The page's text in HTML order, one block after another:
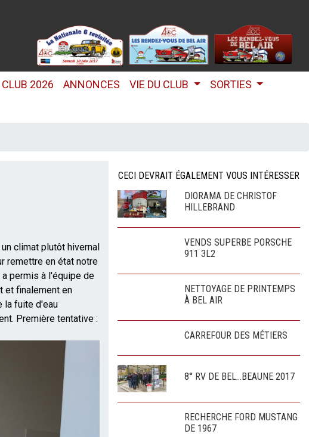
CLUB 2026 ANNONCES VIE DU CLUB SORTIES
climat plutôt hivernal
remettre en état notre
permis à l'équipe de
et finalement en
la fuite d'eau
Première tentative :
CECI DEVRAIT ÉGALEMENT VOUS INTÉRESSER
DIORAMA DE CHRISTOF
HILLEBRAND
VENDS SUPERBE PORSCHE
911 3L2
NETTOYAGE DE PRINTEMPS
À BEL AIR
CARREFOUR DES MÉTIERS
8° RV DE BEL...BEAUNE 2017
RECHERCHE FORD MUSTANG
DE 1967